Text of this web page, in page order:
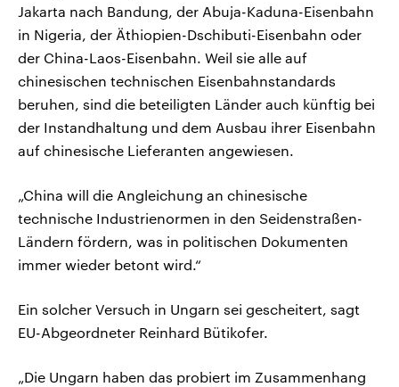
Jakarta nach Bandung, der Abuja-Kaduna-Eisenbahn
in Nigeria, der Äthiopien-Dschibuti-Eisenbahn oder
der China-Laos-Eisenbahn. Weil sie alle auf
chinesischen technischen Eisenbahnstandards
beruhen, sind die beteiligten Länder auch künftig bei
der Instandhaltung und dem Ausbau ihrer Eisenbahn
auf chinesische Lieferanten angewiesen.
„China will die Angleichung an chinesische
technische Industrienormen in den Seidenstraßen-
Ländern fördern, was in politischen Dokumenten
immer wieder betont wird.“
Ein solcher Versuch in Ungarn sei gescheitert, sagt
EU-Abgeordneter Reinhard Bütikofer.
„Die Ungarn haben das probiert im Zusammenhang